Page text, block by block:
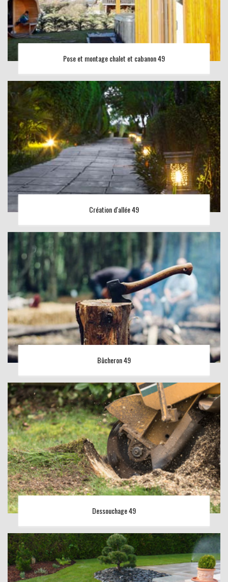
Pose et montage chalet et cabanon 49
Création d'allée 49
Bûcheron 49
Dessouchage 49